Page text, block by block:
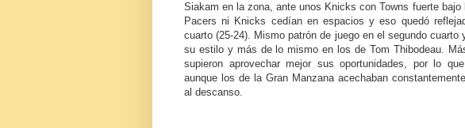
Siakam en la zona, ante unos Knicks con Towns fuerte
Pacers ni Knicks cedían en espacios y eso quedó
cuarto (25-24). Mismo patrón de juego en el segundo
su estilo y más de lo mismo en los de Tom Thibodeau.
supieron aprovechar mejor sus oportunidades, por lo
aunque los de la Gran Manzana acechaban
al descanso.